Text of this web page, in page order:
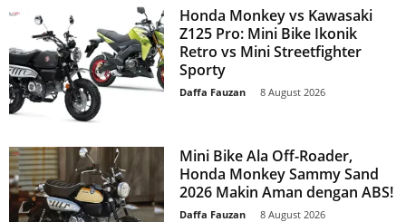
Honda Monkey vs Kawasaki
Z125 Pro: Mini Bike Ikonik
Retro vs Mini Streetfighter
Sporty
Daffa Fauzan 8 August 2026
Mini Bike Ala Off-Roader,
Honda Monkey Sammy Sand
2026 Makin Aman dengan ABS!
Daffa Fauzan 8 August 2026